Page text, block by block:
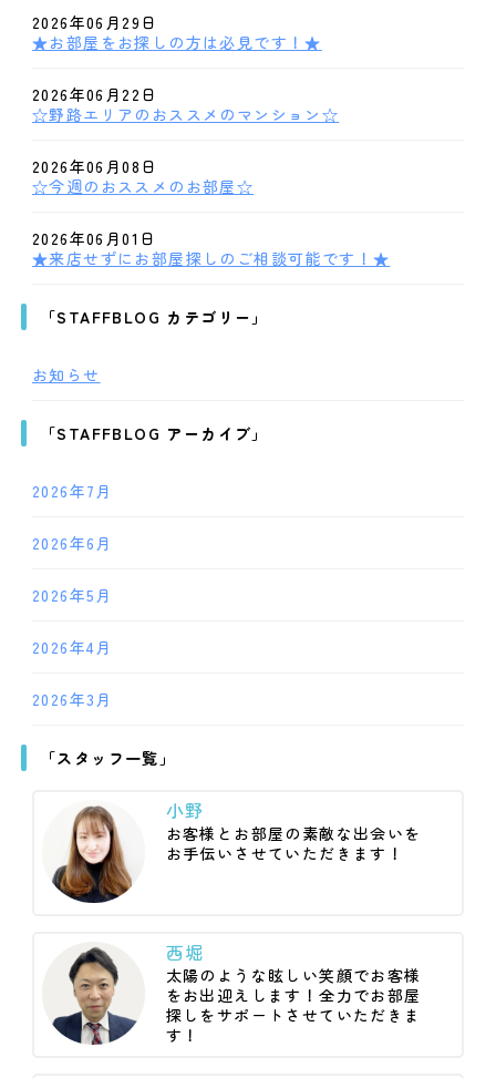
2026年06月29日
★お部屋をお探しの方は必見です！★
2026年06月22日
☆野路エリアのおススメのマンション☆
2026年06月08日
☆今週のおススメのお部屋☆
2026年06月01日
★来店せずにお部屋探しのご相談可能です！★
「STAFFBLOG カテゴリー」
お知らせ
「STAFFBLOG アーカイブ」
2026年7月
2026年6月
2026年5月
2026年4月
2026年3月
「スタッフ一覧」
小野
お客様とお部屋の素敵な出会いを
お手伝いさせていただきます！
西堀
太陽のような眩しい笑顔でお客様
をお出迎えします！全力でお部屋
探しをサポートさせていただきま
す！